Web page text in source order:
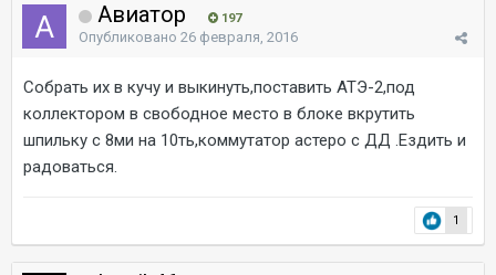
Авиатор 197
Опубликовано 26 февраля, 2016
Собрать их в кучу и выкинуть,поставить АТЭ-2,под
коллектором в свободное место в блоке вкрутить
шпильку с 8ми на 10ть,коммутатор астеро с ДД .Ездить и
радоваться.
1